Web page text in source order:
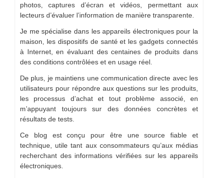
photos, captures d’écran et vidéos, permettant aux
lecteurs d’évaluer l’information de manière transparente.
Je me spécialise dans les appareils électroniques pour la
maison, les dispositifs de santé et les gadgets connectés
à Internet, en évaluant des centaines de produits dans
des conditions contrôlées et en usage réel.
De plus, je maintiens une communication directe avec les
utilisateurs pour répondre aux questions sur les produits,
les processus d’achat et tout problème associé, en
m’appuyant toujours sur des données concrètes et
résultats de tests.
Ce blog est conçu pour être une source fiable et
technique, utile tant aux consommateurs qu’aux médias
recherchant des informations vérifiées sur les appareils
électroniques.